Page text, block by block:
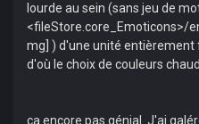
lourde au sein (sans jeu de
<fileStore.core_Emoticons>/
mg] ) d'une unité entièrement
d'où le choix de couleurs
ça encore pas génial. J'ai